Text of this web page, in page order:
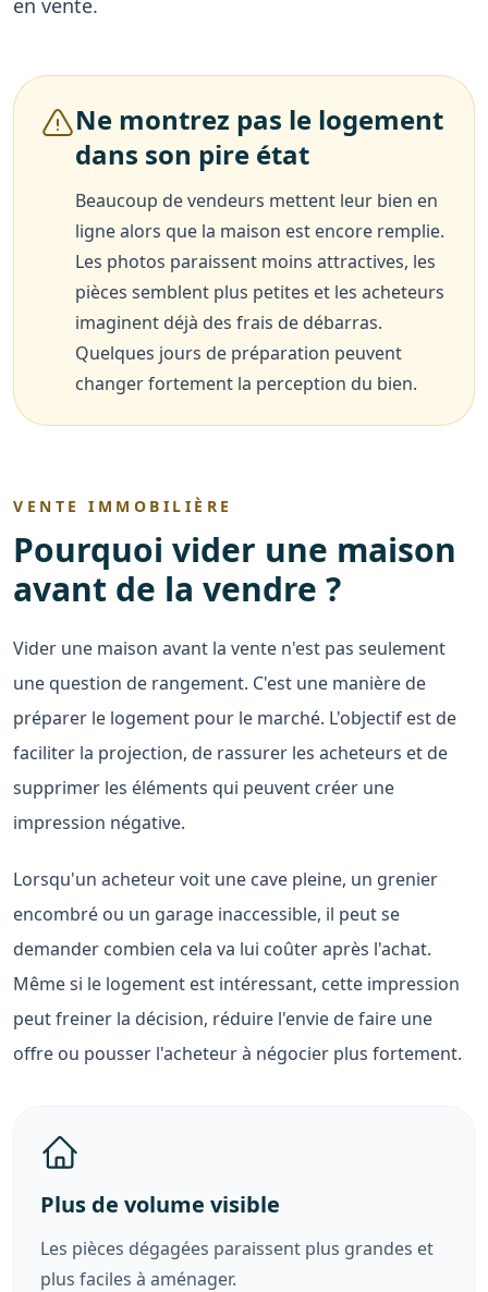
en vente.
Ne montrez pas le logement
dans son pire état
Beaucoup de vendeurs mettent leur bien en
ligne alors que la maison est encore remplie.
Les photos paraissent moins attractives, les
pièces semblent plus petites et les acheteurs
imaginent déjà des frais de débarras.
Quelques jours de préparation peuvent
changer fortement la perception du bien.
VENTE IMMOBILIÈRE
Pourquoi vider une maison
avant de la vendre ?
Vider une maison avant la vente n'est pas seulement
une question de rangement. C'est une manière de
préparer le logement pour le marché. L'objectif est de
faciliter la projection, de rassurer les acheteurs et de
supprimer les éléments qui peuvent créer une
impression négative.
Lorsqu'un acheteur voit une cave pleine, un grenier
encombré ou un garage inaccessible, il peut se
demander combien cela va lui coûter après l'achat.
Même si le logement est intéressant, cette impression
peut freiner la décision, réduire l'envie de faire une
offre ou pousser l'acheteur à négocier plus fortement.
Plus de volume visible
Les pièces dégagées paraissent plus grandes et
plus faciles à aménager.